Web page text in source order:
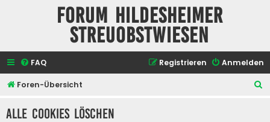
Forum Hildesheimer
Streuobstwiesen
FAQ Anmelden
Registrieren
Foren-Übersicht
Alle Cookies löschen